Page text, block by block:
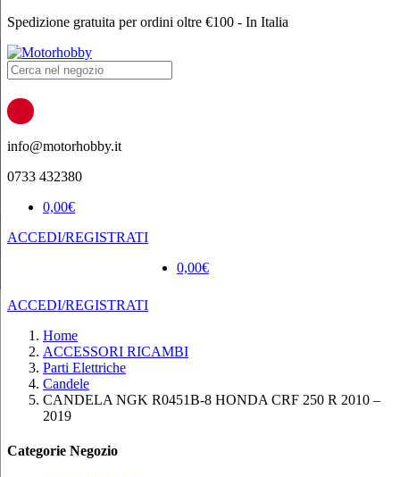
Spedizione gratuita per ordini oltre €100 - In Italia
Products
search
info@motorhobby.it
0733 432380
0,00€
ACCEDI/REGISTRATI
0,00€
ACCEDI/REGISTRATI
Home
ACCESSORI RICAMBI
Parti Elettriche
Candele
CANDELA NGK R0451B-8 HONDA CRF 250 R 2010 –
2019
Categorie Negozio